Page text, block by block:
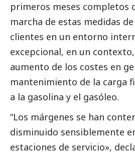
primeros meses completos
marcha de estas medidas
clientes en un entorno
excepcional, en un
aumento de los costes en
mantenimiento de la carga
a la gasolina y el gasóleo.
“Los márgenes se han
disminuido sensiblemente
estaciones de servicio»,